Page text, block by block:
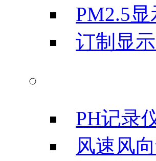
PM2.5
订制显
PH记录
风速风